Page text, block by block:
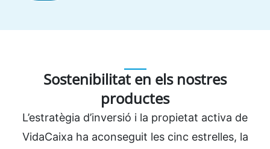
Sostenibilitat en els nostres
productes
L’estratègia d’inversió i la propietat activa de
VidaCaixa ha aconseguit les cinc estrelles, la